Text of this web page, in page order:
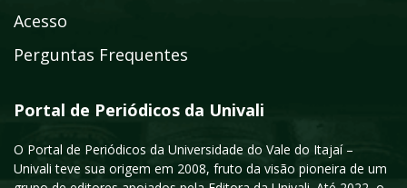
Acesso
Perguntas Frequentes
Portal de Periódicos da Univali
O Portal de Periódicos da Universidade do Vale do Itajaí –
Univali teve sua origem em 2008, fruto da visão pioneira de um